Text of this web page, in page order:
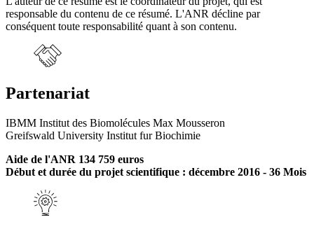
responsable du contenu de ce résumé. L'ANR décline par
conséquent toute responsabilité quant à son contenu.
Partenariat
IBMM Institut des Biomolécules Max Mousseron
Greifswald University Institut fur Biochimie
Aide de l'ANR 134 759 euros
Début et durée du projet scientifique : décembre 2016 - 36 Mois